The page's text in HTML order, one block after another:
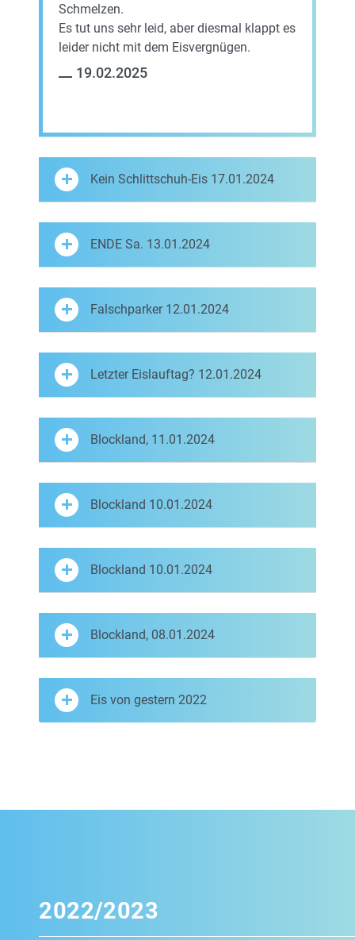
Schmelzen.
Es tut uns sehr leid, aber diesmal klappt es
leider nicht mit dem Eisvergnügen.
19.02.2025
Kein Schlittschuh-Eis 17.01.2024
ENDE Sa. 13.01.2024
Falschparker 12.01.2024
Letzter Eislauftag? 12.01.2024
Blockland, 11.01.2024
Blockland 10.01.2024
Blockland 10.01.2024
Blockland, 08.01.2024
Eis von gestern 2022
2022/2023